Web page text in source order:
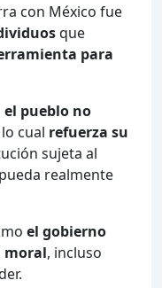
con México fue
que
para
pueblo no
lo cual refuerza su
sujeta al
realmente
el gobierno
moral, incluso